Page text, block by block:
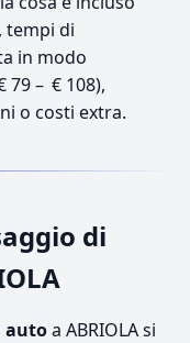
tempi di
in modo
79 – € 108),
o costi extra.
di
autoa ABRIOLA si